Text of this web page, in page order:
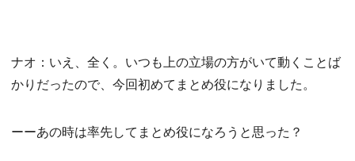
ナオ：いえ、全く。いつも上の立場の方がいて動くことば
かりだったので、今回初めてまとめ役になりました。
ーーあの時は率先してまとめ役になろうと思った？